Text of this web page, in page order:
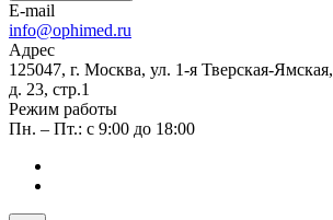
E-mail
info@ophimed.ru
Адрес
125047, г. Москва, ул. 1-я Тверская-Ямская,
д. 23, стр.1
Режим работы
Пн. – Пт.: с 9:00 до 18:00